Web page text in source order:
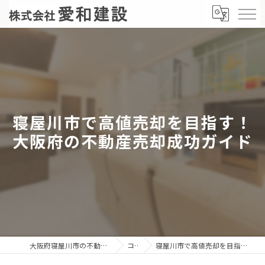
寝屋川市で高値売却を目指す！
大阪府の不動産売却成功ガイド
大阪府寝屋川市の不動産売却なら株式会社愛和建設 コラム 寝屋川市で高値売却を目指す！大阪府の不動産売却成功ガイド